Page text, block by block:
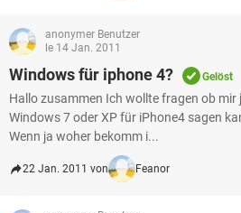
anonymer Benutzer
le 14 Jan. 2011
Windows für iphone 4? Gelöst
Hallo zusammen Ich wollte fragen ob
Windows 7 oder XP für iPhone4 sagen
Wenn ja woher bekomm i...
22 Jan. 2011 von Feanor